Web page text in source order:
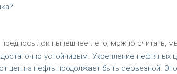
нынешнее лето, можно считать,
устойчивым. Укрепление нефтяных
цен на нефть продолжает быть серьезной.